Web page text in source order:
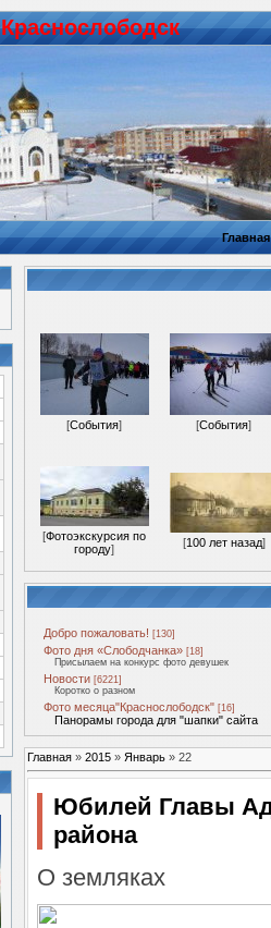
Красноcлободск
Главная
[События] [События]
[Фотоэкскурсия по
городу] [100 лет назад]
Добро пожаловать! [130]
Фото дня «Слободчанка» [18]
Присылаем на конкурс фото девушек
Новости [6221]
Коротко о разном
Фото месяца"Краснослободск" [16]
Панорамы города для "шапки" сайта
Главная » 2015 » Январь » 22
Юбилей Главы
района
О земляках